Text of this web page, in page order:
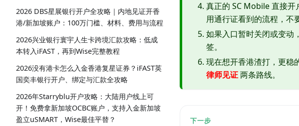
2026 DBS星展银行开户全攻略｜内地见证开香
港/新加坡账户：100万门槛、材料、费用与流程
2026兴业银行寰宇人生卡跨境汇款攻略：低成
本转入iFAST，再到Wise完整教程
2026没有港卡怎么入金香港复星证券？iFAST英
国奕丰银行开户、绑定与汇款全攻略
2026年Starryblu开户攻略：大陆用户线上可
开！免费拿新加坡OCBC账户，支持入金新加坡
盈立uSMART，Wise最佳平替？
真正的 SC Mobile 直接
用通行证看到的流程，不
如果入口暂时关闭或变动
签。
现在想开香港渣打，更稳
律师见证两条路线。
下一步